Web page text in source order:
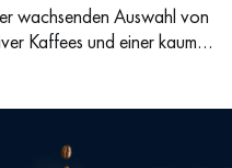
wachsenden Auswahl von
Kaffees und einer kaum